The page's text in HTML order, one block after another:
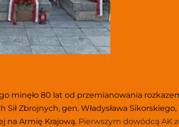
minęło 80 lat od przemianowania
Sił Zbrojnych, gen. Władysława
na Armię Krajową. Pierwszym dowódcą AK